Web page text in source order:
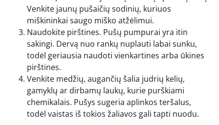
Venkite jaunų pušaičių sodinių, kuriuos
miškininkai saugo miško atžėlimui.
Naudokite pirštines. Pušų pumpurai yra itin
sakingi. Dervą nuo rankų nuplauti labai sunku,
todėl geriausia naudoti vienkartines arba ūkines
pirštines.
Venkite medžių, augančių šalia judrių kelių,
gamyklų ar dirbamų laukų, kurie purškiami
chemikalais. Pušys sugeria aplinkos teršalus,
todėl vaistas iš tokios žaliavos gali tapti nuodu.